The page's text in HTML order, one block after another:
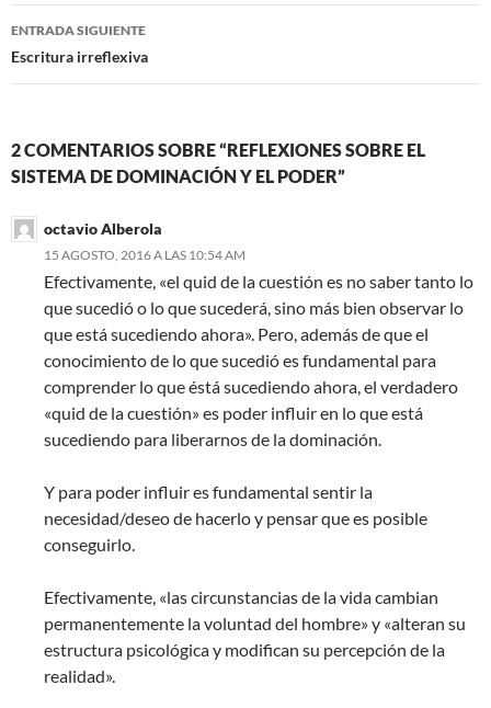
entradas
ENTRADA SIGUIENTE
Escritura irreflexiva
2 COMENTARIOS SOBRE “REFLEXIONES SOBRE EL
SISTEMA DE DOMINACIÓN Y EL PODER”
octavio Alberola
15 AGOSTO, 2016 A LAS 10:54 AM
Efectivamente, «el quid de la cuestión es no saber tanto lo
que sucedió o lo que sucederá, sino más bien observar lo
que está sucediendo ahora». Pero, además de que el
conocimiento de lo que sucedió es fundamental para
comprender lo que éstá sucediendo ahora, el verdadero
«quid de la cuestión» es poder influir en lo que está
sucediendo para liberarnos de la dominación.
Y para poder influir es fundamental sentir la
necesidad/deseo de hacerlo y pensar que es posible
conseguirlo.
Efectivamente, «las circunstancias de la vida cambian
permanentemente la voluntad del hombre» y «alteran su
estructura psicológica y modifican su percepción de la
realidad».